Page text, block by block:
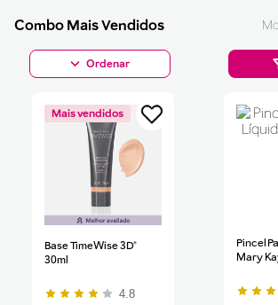
Combo Mais Vendidos
Mais vendidos
Base TimeWise 3D®
30ml
4.8
Pincel
Mary